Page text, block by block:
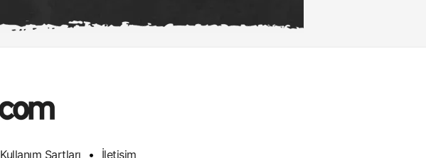
Kullanım Şartları • İletişim